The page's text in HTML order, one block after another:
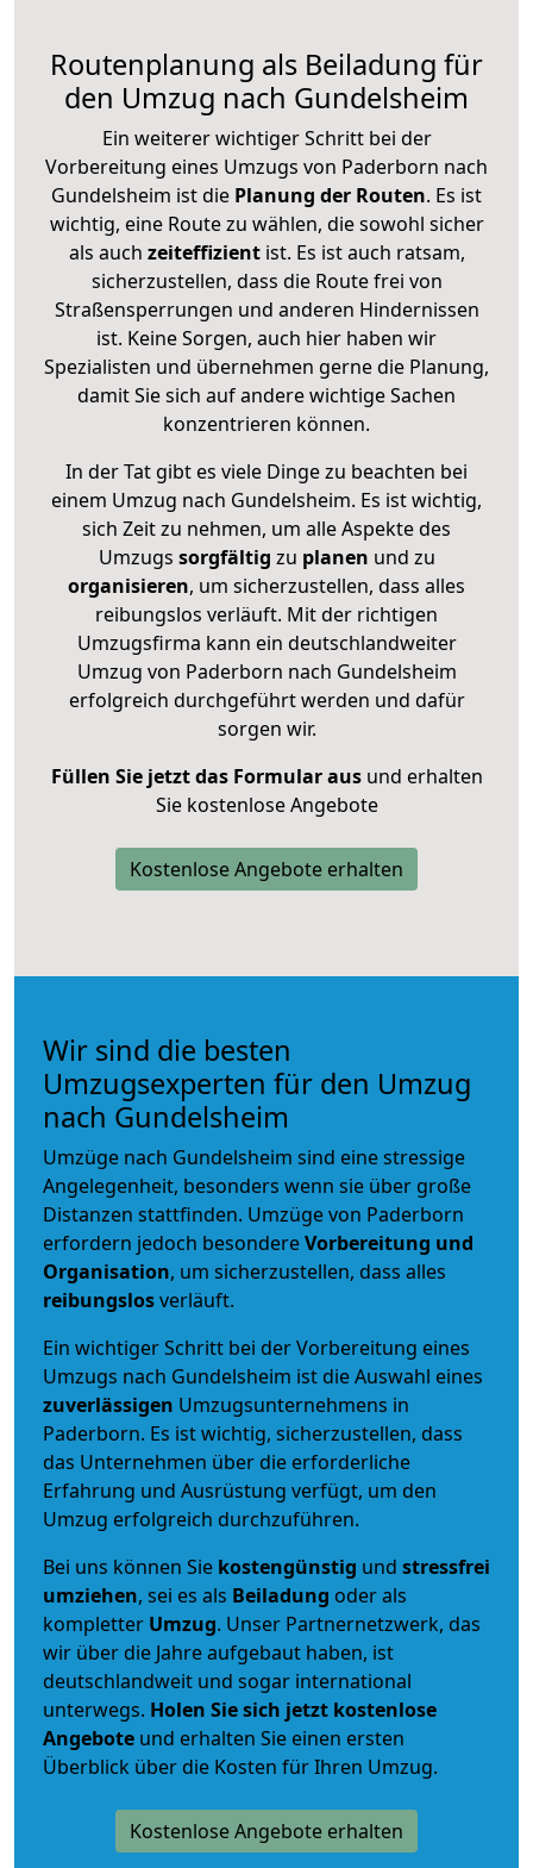
Routenplanung als Beiladung für
den Umzug nach Gundelsheim
Ein weiterer wichtiger Schritt bei der
Vorbereitung eines Umzugs von Paderborn nach
Gundelsheim ist die Planung der Routen. Es ist
wichtig, eine Route zu wählen, die sowohl sicher
als auch zeiteffizientist. Es ist auch ratsam,
sicherzustellen, dass die Route frei von
Straßensperrungen und anderen Hindernissen
ist. Keine Sorgen, auch hier haben wir
Spezialisten und übernehmen gerne die Planung,
damit Sie sich auf andere wichtige Sachen
konzentrieren können.
In der Tat gibt es viele Dinge zu beachten bei
einem Umzug nach Gundelsheim. Es ist wichtig,
sich Zeit zu nehmen, um alle Aspekte des
Umzugs sorgfältig zu planen und zu
organisieren, um sicherzustellen, dass alles
reibungslos verläuft. Mit der richtigen
Umzugsfirma kann ein deutschlandweiter
Umzug von Paderborn nach Gundelsheim
erfolgreich durchgeführt werden und dafür
sorgen wir.
Füllen Sie jetzt das Formular ausund erhalten
Sie kostenlose Angebote
Kostenlose Angebote erhalten
Wir sind die besten
Umzugsexperten für den Umzug
nach Gundelsheim
Umzüge nach Gundelsheim sind eine stressige
Angelegenheit, besonders wenn sie über große
Distanzen stattfinden. Umzüge von Paderborn
erfordern jedoch besondereVorbereitung und
Organisation, um sicherzustellen, dass alles
reibungslosverläuft.
Ein wichtiger Schritt bei der Vorbereitung eines
Umzugs nach Gundelsheim ist die Auswahl eines
zuverlässigen Umzugsunternehmens in
Paderborn. Es ist wichtig, sicherzustellen, dass
das Unternehmen über die erforderliche
Erfahrung und Ausrüstung verfügt, um den
Umzug erfolgreich durchzuführen.
Bei uns können Sie kostengünstig und stressfrei
umziehen, sei es als Beiladung oder als
kompletter Umzug. Unser Partnernetzwerk, das
wir über die Jahre aufgebaut haben, ist
deutschlandweit und sogar international
unterwegs. Holen Sie sich jetzt kostenlose
Angebote und erhalten Sie einen ersten
Überblick über die Kosten für Ihren Umzug.
Kostenlose Angebote erhalten